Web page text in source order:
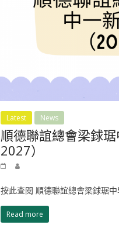
Latest News
順德聯誼總會梁銶
2027）
按此查閱 順德聯誼總會梁銶琚
Read more